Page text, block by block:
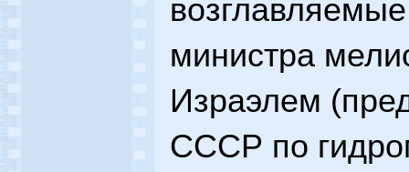
министра
Израэлем
СССР по